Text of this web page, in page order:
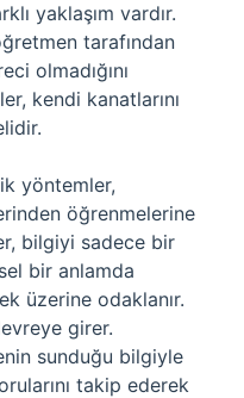
yaklaşım vardır.
tarafından
olmadığını
kendi kanatlarını
yöntemler,
öğrenmelerine
bilgiyi sadece bir
bir anlamda
üzerine odaklanır.
girer.
sunduğu bilgiyle
takip ederek